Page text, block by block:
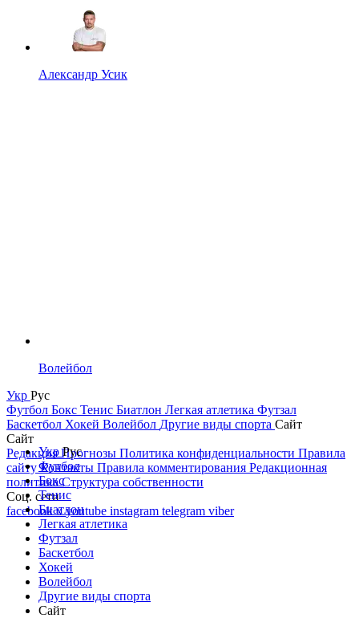
Александр Усик
Волейбол
Укр Рус
Футбол Бокс Тенис Биатлон Легкая атлетика Футзал
Баскетбол Хокей Волейбол Другие виды спорта Сайт
Сайт
РедакцияПрогнозы Политика конфиденциальности Правила
сайтуКонтакты Правила комментирования Редакционная
политикаСтруктура собственности
Соц. сети
facebookxyoutube instagram telegram viber
УкрРус
Футбол
Бокс
Тенис
Биатлон
Легкая атлетика
Футзал
Баскетбол
Хокей
Волейбол
Другие виды спорта
Сайт